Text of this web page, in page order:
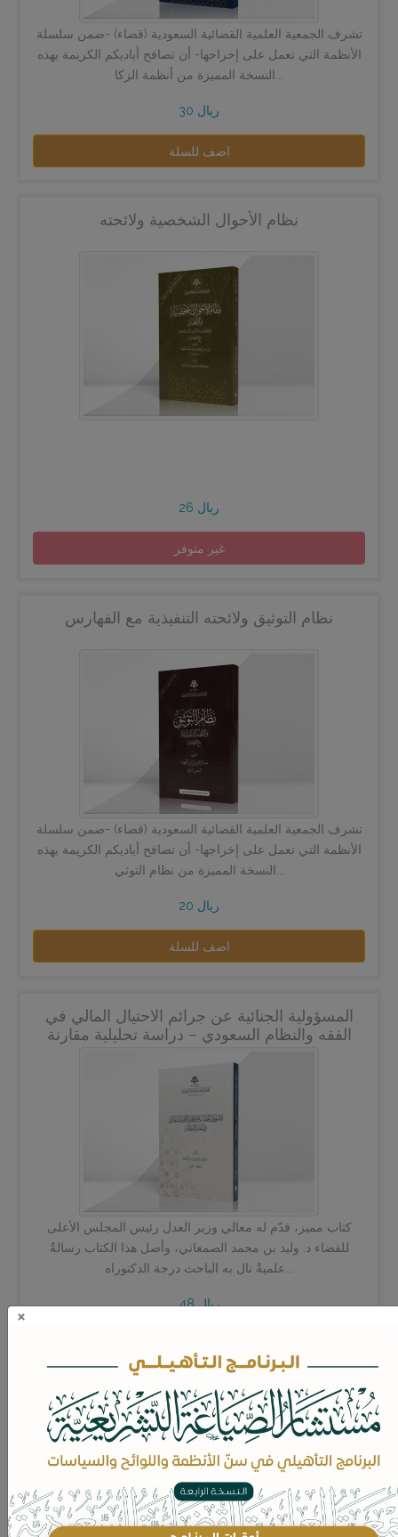
تشرف الجمعية العلمية القضائية السعودية (قضاء) -ضمن سلسلة
الأنظمة التي تعمل على إخراجها- أن تصافح أياديكم الكريمة بهذه
30 ريال
اضف للسلة
نظام الأحوال الشخصية ولائحته
26 ريال
غير متوفر
نظام التوثيق ولائحته التنفيذية مع الفهارس
تشرف الجمعية العلمية القضائية السعودية (قضاء) -ضمن سلسلة
الأنظمة التي تعمل على إخراجها- أن تصافح أياديكم الكريمة بهذه
20 ريال
اضف للسلة
المسؤولية الجنائية عن جرائم الاحتيال المالي في
الفقه والنظام السعودي – دراسة تحليلية مقارنة
كتاب مميز، قدّم له معالي وزير العدل رئيس المجلس الأعلى
للقضاء د. وليد بن محمد الصمعاني، وأصل هذا الكتاب رسالةٌ
48 ريال
الفقه الدستوري في اعتماد التقويم الهجري
×